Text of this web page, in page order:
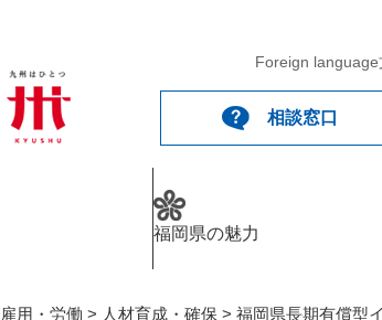
Foreign language
相談窓口
福岡県の魅力
雇用・労働 > 人材育成・確保 > 福岡県長期有償型